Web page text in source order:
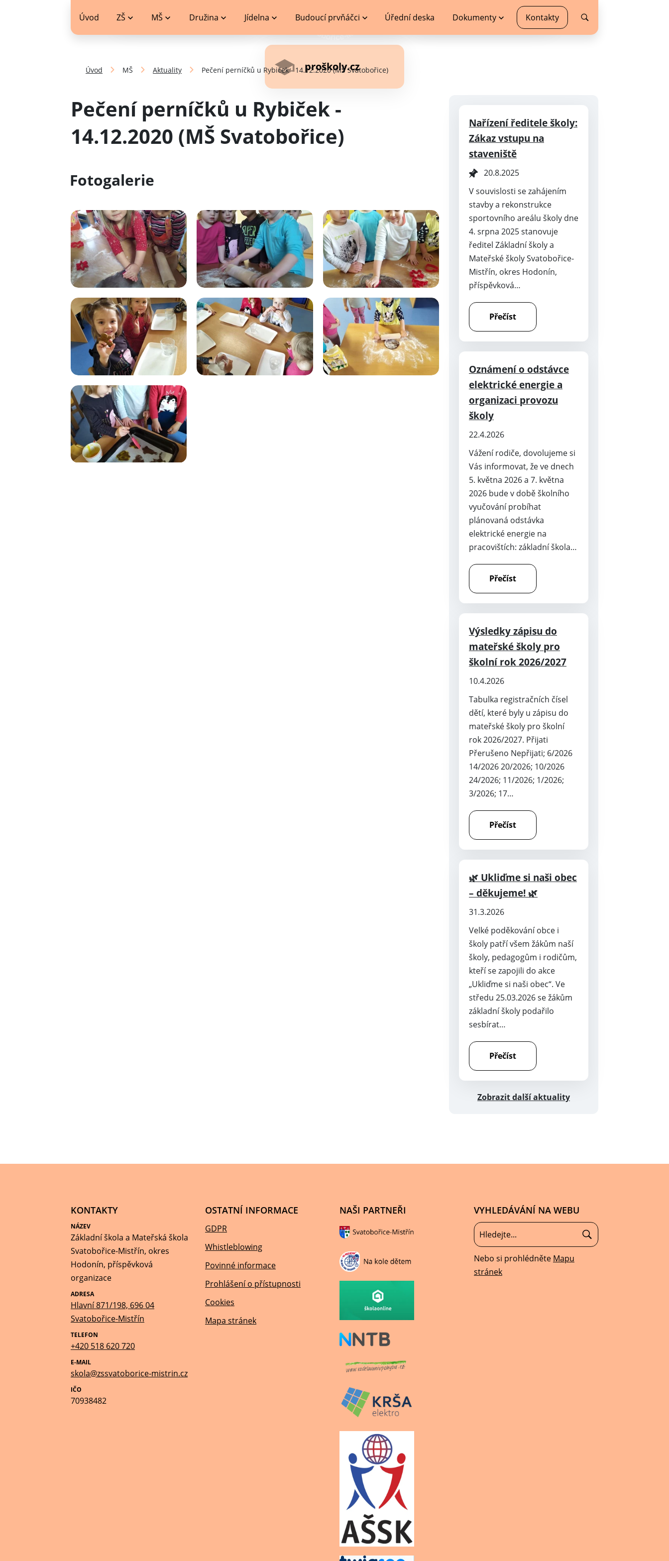
Úvod ZŠ MŠ Družina Jídelna Budoucí prvňáčci Úřední deska Dokumenty Kontakty
proškoly.cz
Úvod MŠ Aktuality Pečení perníčků u Rybiček - 14.12.2020 (MŠ Svatobořice)
Pečení perníčků u Rybiček -
14.12.2020 (MŠ Svatobořice)
Fotogalerie
Nařízení ředitele školy:
Zákaz vstupu na
staveniště
20.8.2025
V souvislosti se zahájením
stavby a rekonstrukce
sportovního areálu školy dne
4. srpna 2025 stanovuje
ředitel Základní školy a
Mateřské školy Svatobořice-
Mistřín, okres Hodonín,
příspěvková…
Přečíst
Oznámení o odstávce
elektrické energie a
organizaci provozu
školy
22.4.2026
Vážení rodiče, dovolujeme si
Vás informovat, že ve dnech
5. května 2026 a 7. května
2026 bude v době školního
vyučování probíhat
plánovaná odstávka
elektrické energie na
pracovištích: základní škola…
Přečíst
Výsledky zápisu do
mateřské školy pro
školní rok 2026/2027
10.4.2026
Tabulka registračních čísel
dětí, které byly u zápisu do
mateřské školy pro školní
rok 2026/2027. Přijati
Přerušeno Nepřijati; 6/2026
14/2026 20/2026; 10/2026
24/2026; 11/2026; 1/2026;
3/2026; 17…
Přečíst
🌿 Ukliďme si naši obec
– děkujeme! 🌿
31.3.2026
Velké poděkování obce i
školy patří všem žákům naší
školy, pedagogům i rodičům,
kteří se zapojili do akce
„Ukliďme si naši obec“. Ve
středu 25.03.2026 se žákům
základní školy podařilo
sesbírat…
Přečíst
Zobrazit další aktuality
KONTAKTY
NÁZEV
Základní škola a Mateřská škola
Svatobořice-Mistřín, okres
Hodonín, příspěvková
organizace
ADRESA
Hlavní 871/198, 696 04
Svatobořice-Mistřín
TELEFON
+420 518 620 720
E-MAIL
skola@zssvatoborice-mistrin.cz
IČO
70938482
OSTATNÍ INFORMACE
GDPR
Whistleblowing
Povinné informace
Prohlášení o přístupnosti
Cookies
Mapa stránek
NAŠI PARTNEŘI VYHLEDÁVÁNÍ NA WEBU
Nebo si prohlédněte Mapu
stránek